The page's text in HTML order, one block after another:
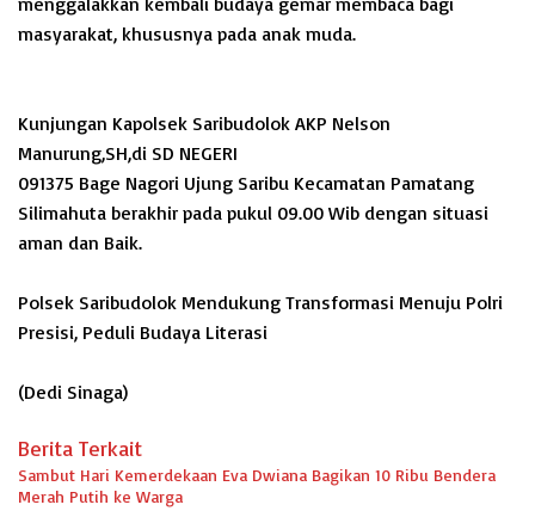
masyarakat, khususnya pada anak muda.
Kunjungan Kapolsek Saribudolok AKP Nelson
Manurung,SH,di SD NEGERI
091375 Bage Nagori Ujung Saribu Kecamatan Pamatang
Silimahuta berakhir pada pukul 09.00 Wib dengan situasi
aman dan Baik.
Polsek Saribudolok Mendukung Transformasi Menuju Polri
Presisi, Peduli Budaya Literasi
(Dedi Sinaga)
Berita Terkait
Sambut Hari Kemerdekaan Eva Dwiana Bagikan 10 Ribu Bendera
Merah Putih ke Warga